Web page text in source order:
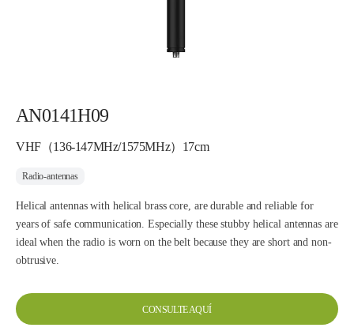
AN0141H09
VHF（136-147MHz/1575MHz）17cm
Radio-antennas
Helical antennas with helical brass core, are durable and reliable for
years of safe communication. Especially these stubby helical antennas are
ideal when the radio is worn on the belt because they are short and non-
obtrusive.
CONSULTE AQUÍ